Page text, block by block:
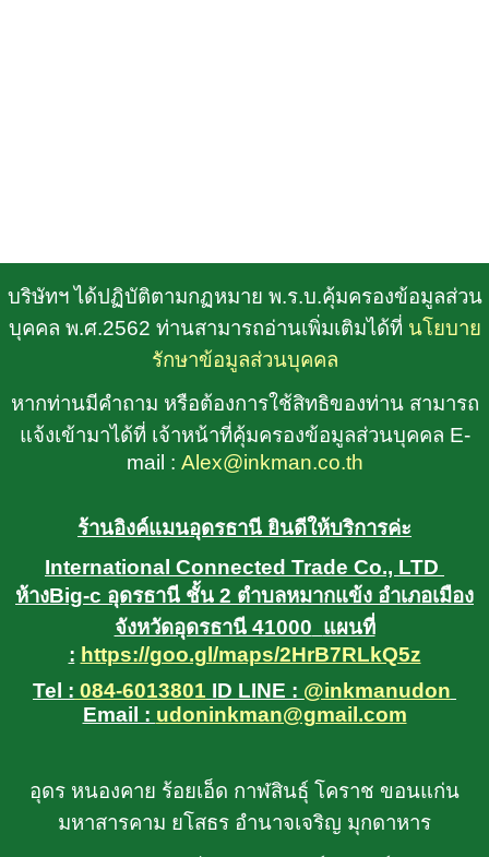
บริษัทฯ ได้ปฏิบัติตามกฏหมาย พ.ร.บ.คุ้มครองข้อมูลส่วน
บุคคล พ.ศ.2562 ท่านสามารถอ่านเพิ่มเติมได้ที่ นโยบาย
รักษาข้อมูลส่วนบุคคล
หากท่านมีคำถาม หรือต้องการใช้สิทธิของท่าน สามารถ
แจ้งเข้ามาได้ที่ เจ้าหน้าที่คุ้มครองข้อมูลส่วนบุคคล E-
mail : Alex@inkman.co.th
ร้านอิงค์แมนอุดรธานี ยินดีให้บริการค่ะ
International Connected Trade Co., LTD
ห้างBig-c อุดรธานี ชั้น 2 ตำบลหมากแข้ง อำเภอเมือง
จังหวัดอุดรธานี 41000 แผนที่
: https://goo.gl/maps/2HrB7RLkQ5z
Tel : 084-6013801 ID LINE : @inkmanudon
Email : udoninkman@gmail.com
อุดร หนองคาย ร้อยเอ็ด กาฬสินธุ์ โคราช ขอนแก่น
มหาสารคาม ยโสธร อำนาจเจริญ มุกดาหาร